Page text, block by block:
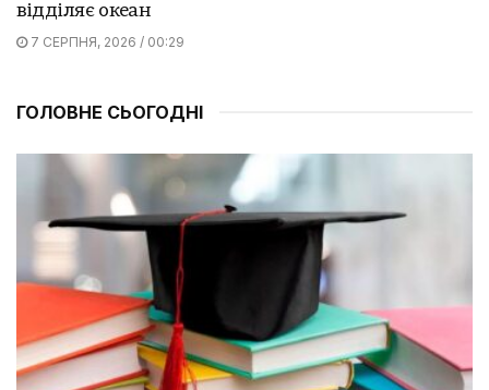
відділяє океан
7 СЕРПНЯ, 2026 / 00:29
ГОЛОВНЕ СЬОГОДНІ